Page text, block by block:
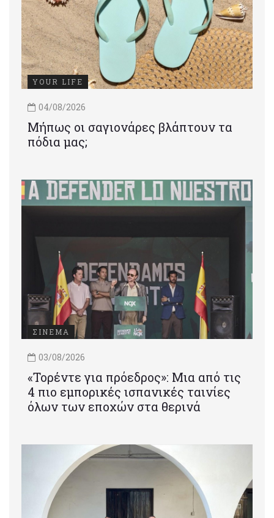
YOUR LIFE
04/08/2026
Μήπως οι σαγιονάρες βλάπτουν τα
πόδια μας;
ΣΙΝΕΜΑ
03/08/2026
«Τορέντε για πρόεδρος»: Mια από τις
4 πιο εμπορικές ισπανικές ταινίες
όλων των εποχών στα θερινά